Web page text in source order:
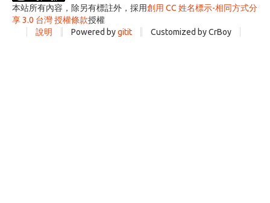
本站所有內容，除另有標註外，採用創用 CC 姓名標示-相同方式分
享 3.0 台灣 授權條款授權
說明
Powered bygitit Customized by CrBoy